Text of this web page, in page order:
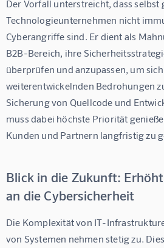
Der Vorfall unterstreicht, dass selbst
Technologieunternehmen nicht
Cyberangriffe sind. Er dient als
B2B-Bereich, ihre
überprüfen und anzupassen, um
weiterentwickelnden Bedrohungen
Sicherung von Quellcode und
muss dabei höchste Priorität
Kunden und Partnern langfristig zu
Blick in die Zukunft:
an die Cybersicherheit
Die Komplexität von IT-
von Systemen nehmen stetig zu.